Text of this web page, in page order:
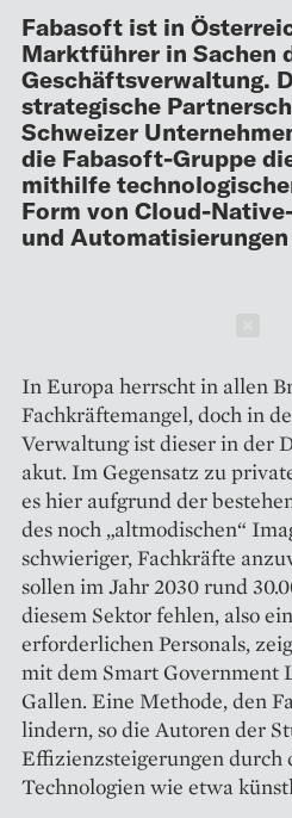
Fabasoft ist in
Marktführer in Sachen
Geschäftsverwaltung.
strategische
Schweizer
die Fabasoft-Gruppe
mithilfe
Form von Cloud-
und
In Europa herrscht in allen
Fachkräftemangel, doch in
Verwaltung ist dieser in der
akut. Im Gegensatz zu
es hier aufgrund der
des noch „altmodischen“
schwieriger, Fachkräfte
sollen im Jahr 2030 rund
diesem Sektor fehlen, also
erforderlichen ­Personals,
mit dem Smart Government
Gallen. Eine Methode, den
lindern, so die Autoren der
Effizienzsteigerungen durch
Technologien wie etwa